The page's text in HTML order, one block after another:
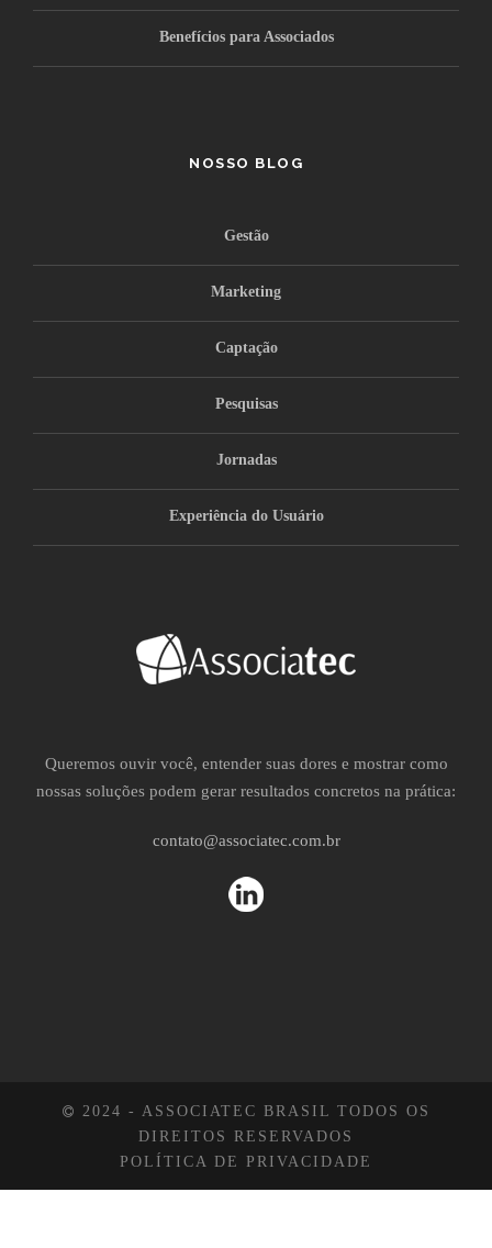
Benefícios para Associados
NOSSO BLOG
Gestão
Marketing
Captação
Pesquisas
Jornadas
Experiência do Usuário
Queremos ouvir você, entender suas dores e mostrar como
nossas soluções podem gerar resultados concretos na prática:
contato@associatec.com.br
2024 - ASSOCIATEC BRASIL TODOS OS
DIREITOS RESERVADOS
POLÍTICA DE PRIVACIDADE